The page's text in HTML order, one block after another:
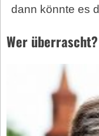
dann könnte es
Wer überrascht?